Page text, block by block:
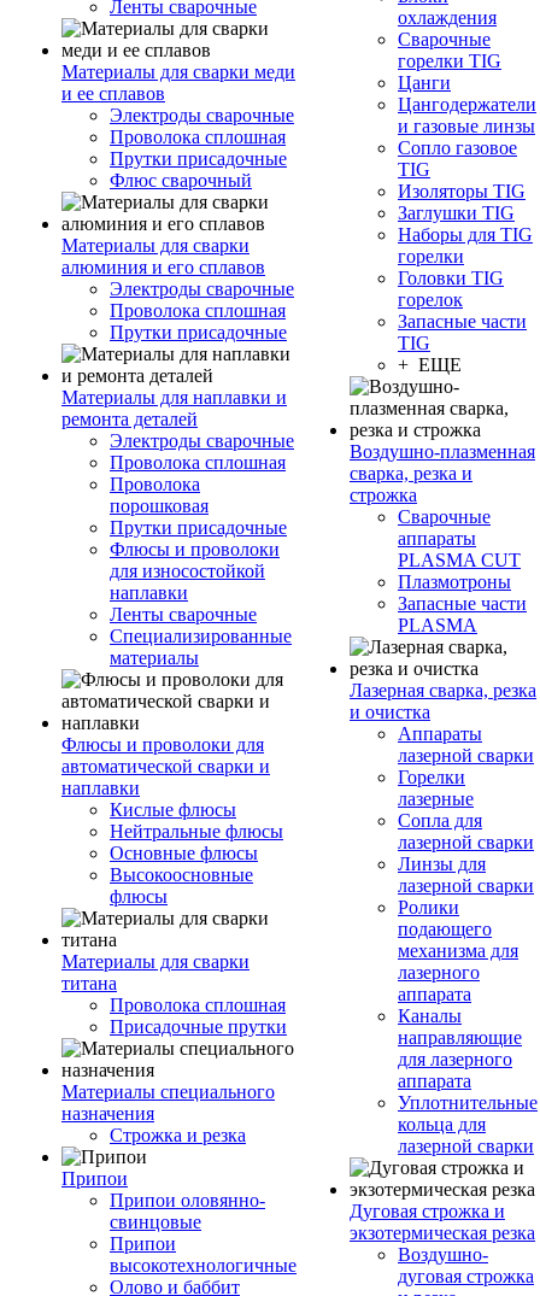
Ленты сварочные
Материалы для сварки меди
и ее сплавов
Электроды сварочные
Проволока сплошная
Прутки присадочные
Флюс сварочный
Материалы для сварки
алюминия и его сплавов
Электроды сварочные
Проволока сплошная
Прутки присадочные
Материалы для наплавки и
ремонта деталей
Электроды сварочные
Проволока сплошная
Проволока
порошковая
Прутки присадочные
Флюсы и проволоки
для износостойкой
наплавки
Ленты сварочные
Специализированные
материалы
Флюсы и проволоки для
автоматической сварки и
наплавки
Кислые флюсы
Нейтральные флюсы
Основные флюсы
Высокоосновные
флюсы
Материалы для сварки
титана
Проволока сплошная
Присадочные прутки
Материалы специального
назначения
Строжка и резка
Припои
Припои оловянно-
свинцовые
Припои
высокотехнологичные
Олово и баббит
охлаждения
Сварочные
горелки TIG
Цанги
Цангодержатели
и газовые линзы
Сопло газовое
TIG
Изоляторы TIG
Заглушки TIG
Наборы для TIG
горелки
Головки TIG
горелок
Запасные части
TIG
+ ЕЩЕ
Воздушно-плазменная
сварка, резка и
строжка
Сварочные
аппараты
PLASMA CUT
Плазмотроны
Запасные части
PLASMA
Лазерная сварка, резка
и очистка
Аппараты
лазерной сварки
Горелки
лазерные
Сопла для
лазерной сварки
Линзы для
лазерной сварки
Ролики
подающего
механизма для
лазерного
аппарата
Каналы
направляющие
для лазерного
аппарата
Уплотнительные
кольца для
лазерной сварки
Дуговая строжка и
экзотермическая резка
Воздушно-
дуговая строжка